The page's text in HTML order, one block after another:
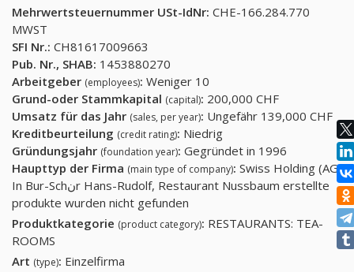
Mehrwertsteuernummer USt-IdNr: CHE-166.284.770
MWST
SFI Nr.: CH81617009663
Pub. Nr., SHAB: 1453880270
Arbeitgeber (employees): Weniger 10
Grund-oder Stammkapital (capital): 200,000 CHF
Umsatz für das Jahr (sales, per year): Ungefähr 139,000 CHF
Kreditbeurteilung (credit rating): Niedrig
Gründungsjahr (foundation year): Gegründet in 1996
Haupttyp der Firma (main type of company): Swiss Holding (AG)
In Bur-Schنr Hans-Rudolf, Restaurant Nussbaum erstellte
produkte wurden nicht gefunden
Produktkategorie (product category): RESTAURANTS: TEA-
ROOMS
Art (type): Einzelfirma